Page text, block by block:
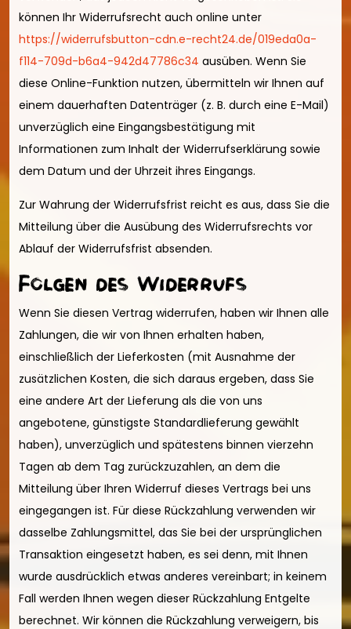
können Ihr Widerrufsrecht auch online unter
https://widerrufsbutton-cdn.e-recht24.de/019eda0a-
f114-709d-b6a4-942d47786c34 ausüben. Wenn Sie
diese Online-Funktion nutzen, übermitteln wir Ihnen auf
einem dauerhaften Datenträger (z. B. durch eine E-Mail)
unverzüglich eine Eingangsbestätigung mit
Informationen zum Inhalt der Widerrufserklärung sowie
dem Datum und der Uhrzeit ihres Eingangs.
Zur Wahrung der Widerrufsfrist reicht es aus, dass Sie die
Mitteilung über die Ausübung des Widerrufsrechts vor
Ablauf der Widerrufsfrist absenden.
Folgen des Widerrufs
Wenn Sie diesen Vertrag widerrufen, haben wir Ihnen alle
Zahlungen, die wir von Ihnen erhalten haben,
einschließlich der Lieferkosten (mit Ausnahme der
zusätzlichen Kosten, die sich daraus ergeben, dass Sie
eine andere Art der Lieferung als die von uns
angebotene, günstigste Standardlieferung gewählt
haben), unverzüglich und spätestens binnen vierzehn
Tagen ab dem Tag zurückzuzahlen, an dem die
Mitteilung über Ihren Widerruf dieses Vertrags bei uns
eingegangen ist. Für diese Rückzahlung verwenden wir
dasselbe Zahlungsmittel, das Sie bei der ursprünglichen
Transaktion eingesetzt haben, es sei denn, mit Ihnen
wurde ausdrücklich etwas anderes vereinbart; in keinem
Fall werden Ihnen wegen dieser Rückzahlung Entgelte
berechnet. Wir können die Rückzahlung verweigern, bis